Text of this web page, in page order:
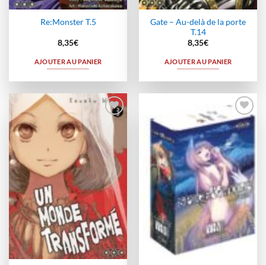
Re:Monster T.5
8,35€
AJOUTER AU PANIER
Gate – Au-delà de la porte
T.14
8,35€
AJOUTER AU PANIER
Ajouter
wishlist
Ajouter
à la
wishlist